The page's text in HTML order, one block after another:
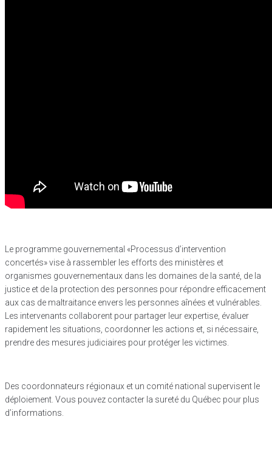
Le programme gouvernemental «Processus d’intervention
concertés» vise à rassembler les efforts des ministères et
organismes gouvernementaux dans les domaines de la santé, de la
justice et de la protection des personnes pour répondre efficacement
aux cas de maltraitance envers les personnes aînées et vulnérables.
Les intervenants collaborent pour partager leur expertise, évaluer
rapidement les situations, coordonner les actions et, si nécessaire,
prendre des mesures judiciaires pour protéger les victimes.
Des coordonnateurs régionaux et un comité national supervisent le
déploiement. Vous pouvez contacter la sureté du Québec pour plus
d’informations.